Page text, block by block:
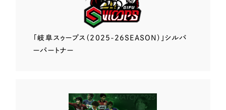
「岐阜スゥープス （2025-26SEASON）」 シルバ
ーパートナー